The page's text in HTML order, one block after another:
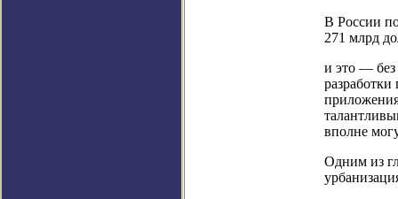
В России
271 млрд
и это — без
вполне
Одним из